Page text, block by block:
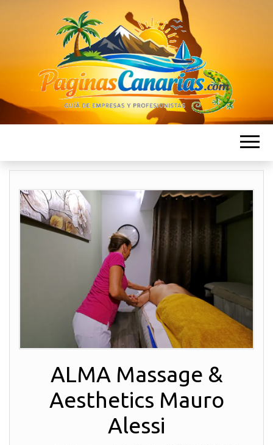
CANARIAS
ALMA Massage &
Aesthetics Mauro
Alessi